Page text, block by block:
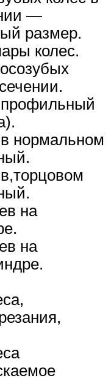
—
размер.
колес.
профильный
нормальном
на
на